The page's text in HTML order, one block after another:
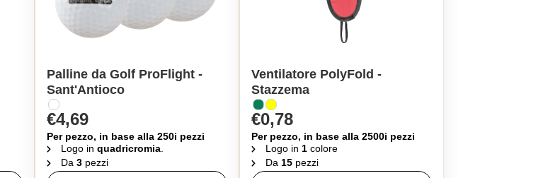
Palline da Golf ProFlight -
Sant'Antioco
€4,69
Per pezzo, in base alla 250i pezzi
Logo in quadricromia.
Da 3pezzi
Ventilatore PolyFold -
Stazzema
€0,78
Per pezzo, in base alla 2500i pezzi
Logo in 1colore
Da 15pezzi